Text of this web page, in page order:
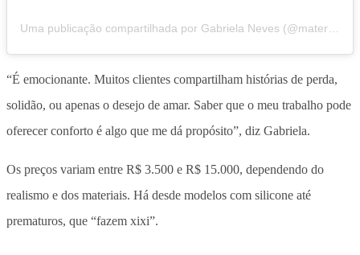
“É emocionante. Muitos clientes compartilham histórias de perda,
solidão, ou apenas o desejo de amar. Saber que o meu trabalho pode
oferecer conforto é algo que me dá propósito”, diz Gabriela.
Os preços variam entre R$ 3.500 e R$ 15.000, dependendo do
realismo e dos materiais. Há desde modelos com silicone até
prematuros, que “fazem xixi”.